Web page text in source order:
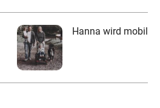
Hanna wird mobil